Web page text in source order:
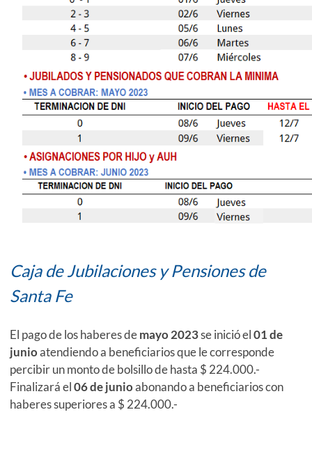
Caja de Jubilaciones y Pensiones de
Santa Fe
El pago de los haberes demayo 2023se inició el01 de
junioatendiendo a beneficiarios que le corresponde
percibir un monto de bolsillo de hasta $ 224.000.-
Finalizará el06 de junioabonando a beneficiarios con
haberes superiores a $ 224.000.-